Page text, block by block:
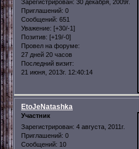
Зарегистрирован: 30 декабря, 2009г.
Приглашений: 0
Сообщений: 651
Уважение: [+30/-1]
Позитив: [+19/-0]
Провел на форуме:
27 дней 20 часов
Последний визит:
21 июня, 2013г. 12:40:14
EtoJeNatashka
Участник
Зарегистрирован: 4 августа, 2011г.
Приглашений: 0
Сообщений: 10